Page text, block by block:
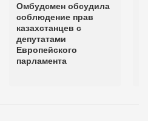
Омбудсмен обсудила
соблюдение прав
казахстанцев с
депутатами
Европейского
парламента